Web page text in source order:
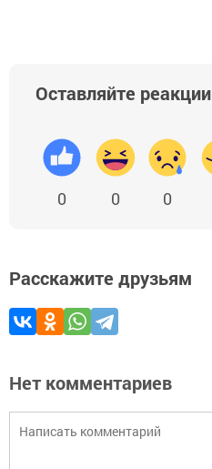
Оставляйте реакции
0 0 0
Расскажите друзьям
Нет комментариев